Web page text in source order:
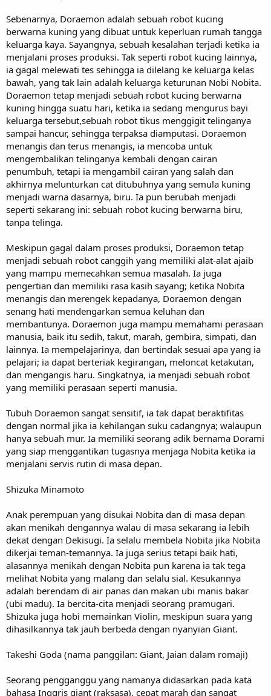
Sebenarnya, Doraemon adalah sebuah robot kucing
berwarna kuning yang dibuat untuk keperluan rumah tangga
keluarga kaya. Sayangnya, sebuah kesalahan terjadi ketika ia
menjalani proses produksi. Tak seperti robot kucing lainnya,
ia gagal melewati tes sehingga ia dilelang ke keluarga kelas
bawah, yang tak lain adalah keluarga keturunan Nobi Nobita.
Doraemon tetap menjadi sebuah robot kucing berwarna
kuning hingga suatu hari, ketika ia sedang mengurus bayi
keluarga tersebut,sebuah robot tikus menggigit telinganya
sampai hancur, sehingga terpaksa diamputasi. Doraemon
menangis dan terus menangis, ia mencoba untuk
mengembalikan telinganya kembali dengan cairan
penumbuh, tetapi ia mengambil cairan yang salah dan
akhirnya melunturkan cat ditubuhnya yang semula kuning
menjadi warna dasarnya, biru. Ia pun berubah menjadi
seperti sekarang ini: sebuah robot kucing berwarna biru,
tanpa telinga.
Meskipun gagal dalam proses produksi, Doraemon tetap
menjadi sebuah robot canggih yang memiliki alat-alat ajaib
yang mampu memecahkan semua masalah. Ia juga
pengertian dan memiliki rasa kasih sayang; ketika Nobita
menangis dan merengek kepadanya, Doraemon dengan
senang hati mendengarkan semua keluhan dan
membantunya. Doraemon juga mampu memahami perasaan
manusia, baik itu sedih, takut, marah, gembira, simpati, dan
lainnya. Ia mempelajarinya, dan bertindak sesuai apa yang ia
pelajari; ia dapat berteriak kegirangan, meloncat ketakutan,
dan mengangis haru. Singkatnya, ia menjadi sebuah robot
yang memiliki perasaan seperti manusia.
Tubuh Doraemon sangat sensitif, ia tak dapat beraktifitas
dengan normal jika ia kehilangan suku cadangnya; walaupun
hanya sebuah mur. Ia memiliki seorang adik bernama Dorami
yang siap menggantikan tugasnya menjaga Nobita ketika ia
menjalani servis rutin di masa depan.
Shizuka Minamoto
Anak perempuan yang disukai Nobita dan di masa depan
akan menikah dengannya walau di masa sekarang ia lebih
dekat dengan Dekisugi. Ia selalu membela Nobita jika Nobita
dikerjai teman-temannya. Ia juga serius tetapi baik hati,
alasannya menikah dengan Nobita pun karena ia tak tega
melihat Nobita yang malang dan selalu sial. Kesukannya
adalah berendam di air panas dan makan ubi manis bakar
(ubi madu). Ia bercita-cita menjadi seorang pramugari.
Shizuka juga hobi memainkan Violin, meskipun suara yang
dihasilkannya tak jauh berbeda dengan nyanyian Giant.
Takeshi Goda (nama panggilan: Giant, Jaian dalam romaji)
Seorang pengganggu yang namanya didasarkan pada kata
bahasa Inggris giant (raksasa), cepat marah dan sangat